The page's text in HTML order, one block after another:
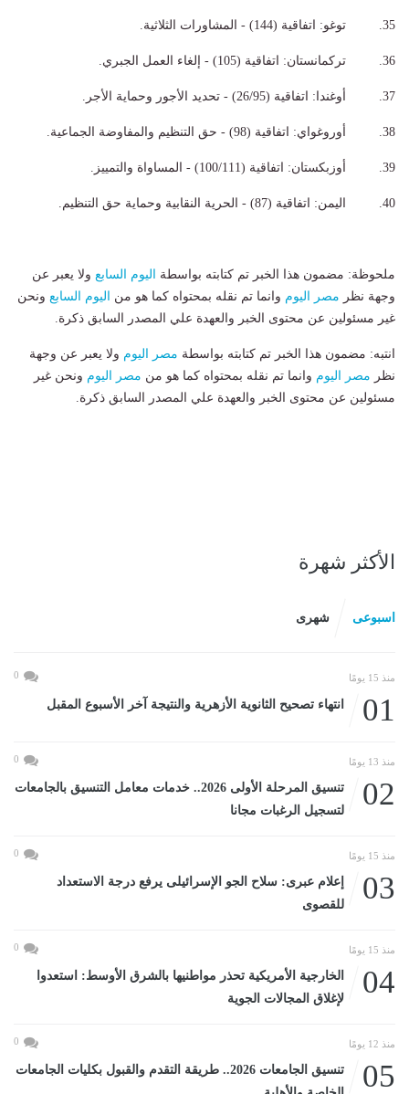
35. توغو: اتفاقية (144) - المشاورات الثلاثية.
36. تركمانستان: اتفاقية (105) - إلغاء العمل الجبري.
37. أوغندا: اتفاقية (26/95) - تحديد الأجور وحماية الأجر.
38. أوروغواي: اتفاقية (98) - حق التنظيم والمفاوضة الجماعية.
39. أوزبكستان: اتفاقية (100/111) - المساواة والتمييز.
40. اليمن: اتفاقية (87) - الحرية النقابية وحماية حق التنظيم.
ملحوظة: مضمون هذا الخبر تم كتابته بواسطة اليوم السابع ولا يعبر عن
وجهة نظر مصر اليوم وانما تم نقله بمحتواه كما هو من اليوم السابع ونحن
غير مسئولين عن محتوى الخبر والعهدة علي المصدر السابق ذكرة.
انتبه: مضمون هذا الخبر تم كتابته بواسطة مصر اليوم ولا يعبر عن وجهة
نظر مصر اليوم وانما تم نقله بمحتواه كما هو من مصر اليوم ونحن غير
مسئولين عن محتوى الخبر والعهدة علي المصدر السابق ذكرة.
الأكثر شهرة
اسبوعى شهرى
منذ 15 يومًا 0
01 انتهاء تصحيح الثانوية الأزهرية والنتيجة آخر الأسبوع المقبل
منذ 13 يومًا 0
02
تنسيق المرحلة الأولى 2026.. خدمات معامل التنسيق بالجامعات
لتسجيل الرغبات مجانا
منذ 15 يومًا 0
03
إعلام عبرى: سلاح الجو الإسرائيلى يرفع درجة الاستعداد
للقصوى
منذ 15 يومًا 0
04
الخارجية الأمريكية تحذر مواطنيها بالشرق الأوسط: استعدوا
لإغلاق المجالات الجوية
منذ 12 يومًا 0
05
تنسيق الجامعات 2026.. طريقة التقدم والقبول بكليات الجامعات